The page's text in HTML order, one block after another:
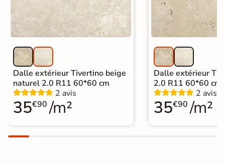
Catégories
Carrelage sur plot effet pierre
Dalle extérieur Tivertino beige
naturel 2.0 R11 60*60 cm
2 avis
35€90 /m²
Dalle extérieur
2.0 R11 60*60 cm
2 avis
35€90 /m²